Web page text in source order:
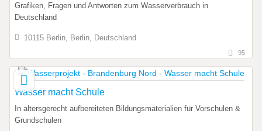
Grafiken, Fragen und Antworten zum Wasserverbrauch in
Deutschland
10115 Berlin, Berlin, Deutschland
95
Wasser macht Schule
In altersgerecht aufbereiteten Bildungsmaterialien für Vorschulen &
Grundschulen